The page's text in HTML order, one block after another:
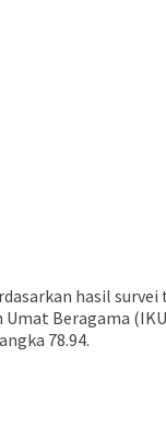
hasil
Beragama
78.94.